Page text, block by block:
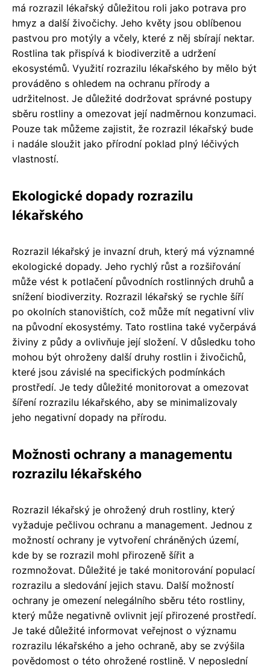
má rozrazil lékařský důležitou roli jako potrava pro
hmyz a další živočichy. Jeho květy jsou oblíbenou
pastvou pro motýly a včely, které z něj sbírají nektar.
Rostlina tak přispívá k biodiverzitě a udržení
ekosystémů. Využití rozrazilu lékařského by mělo být
prováděno s ohledem na ochranu přírody a
udržitelnost. Je důležité dodržovat správné postupy
sběru rostliny a omezovat její nadměrnou konzumaci.
Pouze tak můžeme zajistit, že rozrazil lékařský bude
i nadále sloužit jako přírodní poklad plný léčivých
vlastností.
Ekologické dopady rozrazilu
lékařského
Rozrazil lékařský je invazní druh, který má významné
ekologické dopady. Jeho rychlý růst a rozšiřování
může vést k potlačení původních rostlinných druhů a
snížení biodiverzity. Rozrazil lékařský se rychle šíří
po okolních stanovištích, což může mít negativní vliv
na původní ekosystémy. Tato rostlina také vyčerpává
živiny z půdy a ovlivňuje její složení. V důsledku toho
mohou být ohroženy další druhy rostlin i živočichů,
které jsou závislé na specifických podmínkách
prostředí. Je tedy důležité monitorovat a omezovat
šíření rozrazilu lékařského, aby se minimalizovaly
jeho negativní dopady na přírodu.
Možnosti ochrany a managementu
rozrazilu lékařského
Rozrazil lékařský je ohrožený druh rostliny, který
vyžaduje pečlivou ochranu a management. Jednou z
možností ochrany je vytvoření chráněných území,
kde by se rozrazil mohl přirozeně šířit a
rozmnožovat. Důležité je také monitorování populací
rozrazilu a sledování jejich stavu. Další možností
ochrany je omezení nelegálního sběru této rostliny,
který může negativně ovlivnit její přirozené prostředí.
Je také důležité informovat veřejnost o významu
rozrazilu lékařského a jeho ochraně, aby se zvýšila
povědomost o této ohrožené rostlině. V neposlední